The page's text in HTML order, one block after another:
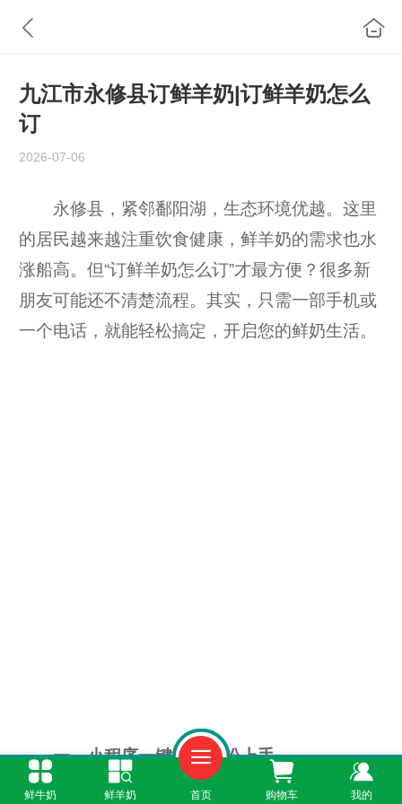
九江市永修县订鲜羊奶|订鲜羊奶怎么
订
2026-07-06
永修县，紧邻鄱阳湖，生态环境优越。这里
的居民越来越注重饮食健康，鲜羊奶的需求也水
涨船高。但“订鲜羊奶怎么订”才最方便？很多新
朋友可能还不清楚流程。其实，只需一部手机或
一个电话，就能轻松搞定，开启您的鲜奶生活。
一、小程序一键订，轻松上手
鲜牛奶 鲜羊奶 首页 购物车 我的